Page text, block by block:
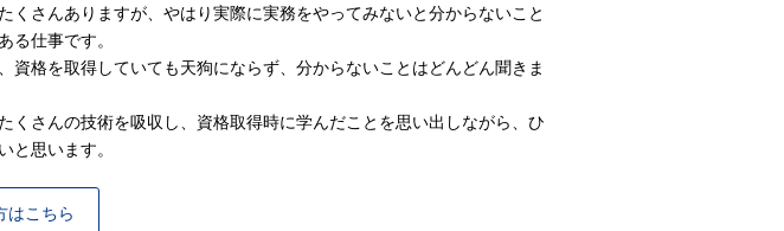
くさんありますが、やはり実際に実務をやってみないと分からないこと
る仕事です。
資格を取得していても天狗にならず、分からないことはどんどん聞きま
くさんの技術を吸収し、資格取得時に学んだことを思い出しながら、ひ
と思います。
はこちら